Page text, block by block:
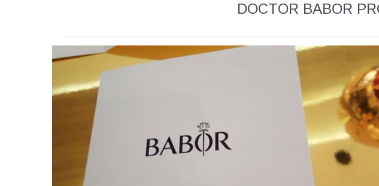
DOCTOR BABOR